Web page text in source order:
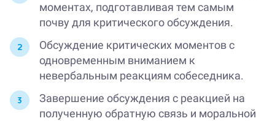
моментах, подготавливая тем самым
почву для критического обсуждения.
Обсуждение критических моментов с
одновременным вниманием к
невербальным реакциям собеседника.
Завершение обсуждения с реакцией на
полученную обратную связь и моральной